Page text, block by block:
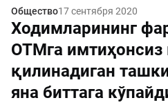
Общество17 сентября 2020
Ходимларининг
ОТМга имтиҳонсиз
қилинадиган
яна биттага